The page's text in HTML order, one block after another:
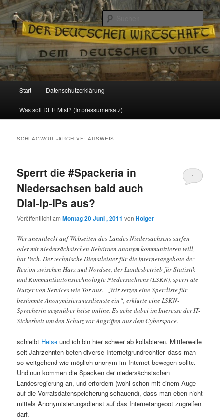
Reizzentrum
Politik, Wirtschaft, Soziales und Gesellschaft
Zum
Inhalt
Zum
sekundären
Start Datenschutzerklärung
Was soll DER Mist? (Impressumersatz)
SCHLAGWORT-ARCHIVE:AUSWEIS
Sperrt die #Spackeria in
Niedersachsen bald auch
Dial-Ip-IPs aus?
Veröffentlicht amMontag 20 Juni , 2011 vonHolger
1
Wer unentdeckt auf Webseiten des Landes Niedersachsens surfen
oder mit niedersächsischen Behörden anonym kommunizieren will,
hat Pech. Der technische Dienstleister für die Internetangebote der
Region zwischen Harz und Nordsee, der Landesbetrieb für Statistik
und Kommunikationstechnologie Niedersachsens (LSKN), sperrt die
Nutzer von Services wie Tor aus. „Wir setzen eine Sperrliste für
bestimmte Anonymisierungsdienste ein“, erklärte eine LSKN-
Sprecherin gegenüber heise online. Es gehe dabei im Interesse der IT-
Sicherheit um den Schutz vor Angriffen aus dem Cyberspace.
schreibt Heise und ich bin hier schwer ab kollabieren. Mittlerweile
seit Jahrzehnten beten diverse Internetgrundrechtler, dass man
so weitgehend wie möglich anonym im Internet bewegen sollte.
Und nun kommen die Spacken der niedersächsischen
Landesregierung an, und erfordern (wohl schon mit einem Auge
auf die Vorratsdatenspeicherung schauend), dass man eben nicht
mittels Anonymisierungsdienst auf das Internetangebot zugreifen
darf.